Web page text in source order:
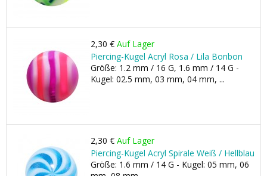
2,30 € Auf Lager
Piercing-Kugel Acryl Rosa / Lila Bonbon
Größe: 1.2 mm / 16 G, 1.6 mm / 14 G -
Kugel: 02.5 mm, 03 mm, 04 mm, ...
2,30 € Auf Lager
Piercing-Kugel Acryl Spirale Weiß / Hellblau
Größe: 1.6 mm / 14 G - Kugel: 05 mm, 06